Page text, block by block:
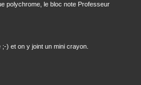
polychrome, le bloc note Professeur
) et on y joint un mini crayon.